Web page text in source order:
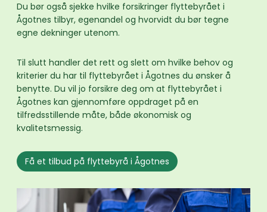
Du bør også sjekke hvilke forsikringer flyttebyrået i
Ågotnes tilbyr, egenandel og hvorvidt du bør tegne
egne dekninger utenom.
Til slutt handler det rett og slett om hvilke behov og
kriterier du har til flyttebyrået i Ågotnes du ønsker å
benytte. Du vil jo forsikre deg om at flyttebyrået i
Ågotnes kan gjennomføre oppdraget på en
tilfredsstillende måte, både økonomisk og
kvalitetsmessig.
Få et tilbud på flyttebyrå i Ågotnes